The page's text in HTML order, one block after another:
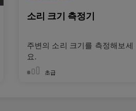
소리 크기 측정기
주변의 소리 크기를 측정해보세
요.
초급